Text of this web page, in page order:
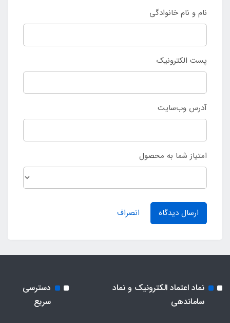
نام و نام خانوادگی
پست الکترونیک
آدرس وب‌سایت
امتیاز شما به محصول
ارسال دیدگاه انصراف
نماد اعتماد الکترونیک و نماد
ساماندهی
دسترسی
سریع